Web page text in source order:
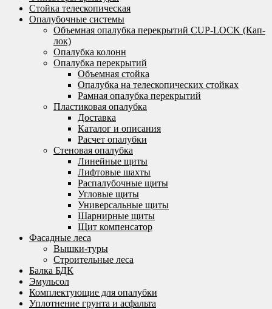
Стойка телескопическая
Опалубочные системы
Объемная опалубка перекрытий CUP-LOCK (Кап-
лок)
Опалубка колонн
Опалубка перекрытий
Объемная стойка
Опалубка на телескопических стойках
Рамная опалубка перекрытий
Пластиковая опалубка
Доставка
Каталог и описания
Расчет опалубки
Стеновая опалубка
Линейные щиты
Лифтовые шахты
Распалубочные щиты
Угловые щиты
Универсальные щиты
Шарнирные щиты
Щит компенсатор
Фасадные леса
Вышки-туры
Строительные леса
Балка БДК
Эмульсол
Комплектующие для опалубки
Уплотнение грунта и асфальта